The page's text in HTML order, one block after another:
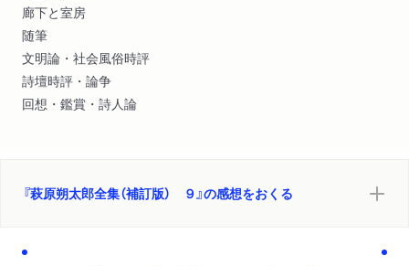
廊下と室房
随筆
文明論・社会風俗時評
詩壇時評・論争
回想・鑑賞・詩人論
『萩原朔太郎全集（補訂版） ９』の感想をおくる